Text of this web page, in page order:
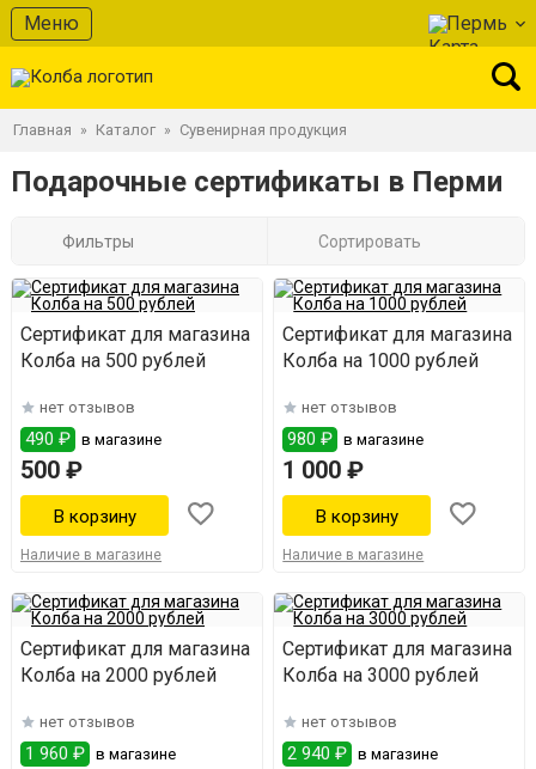
Меню Пермь
Главная » Каталог » Сувенирная продукция
Подарочные сертификаты в Перми
Фильтры Сортировать
Сертификат для магазина
Колба на 500 рублей
нет отзывов
490 ₽ в магазине
500 ₽
Наличие в магазине
Сертификат для магазина
Колба на 1000 рублей
нет отзывов
980 ₽ в магазине
1 000 ₽
Наличие в магазине
Сертификат для магазина
Колба на 2000 рублей
нет отзывов
1 960 ₽ в магазине
Сертификат для магазина
Колба на 3000 рублей
нет отзывов
2 940 ₽ в магазине